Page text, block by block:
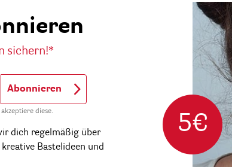
5€
sichern!*
Abonnieren
diese.
dich regelmäßig über
Bastelideen und